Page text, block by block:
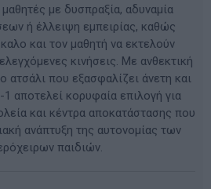
με δυσπραξία, αδυναμία
ή έλλειψη εμπειρίας, καθώς
και τον μαθητή να εκτελούν
κινήσεις. Με ανθεκτική
ατσάλι που εξασφαλίζει άνετη και
αποτελεί κορυφαία επιλογή για
και κέντρα αποκατάστασης που
ανάπτυξη της αυτονομίας των
παιδιών.